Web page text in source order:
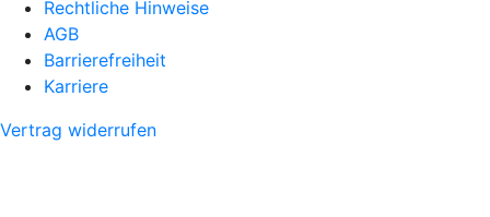
Rechtliche Hinweise
AGB
Barrierefreiheit
Karriere
Vertrag widerrufen